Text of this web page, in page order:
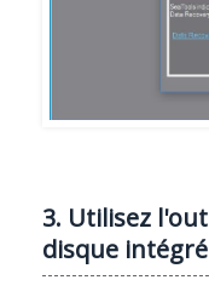
3. Utilisez
disque